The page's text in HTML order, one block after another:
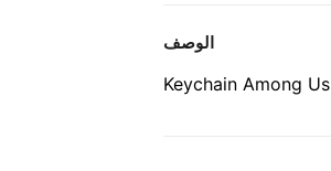
الوصف
Keychain Among Us